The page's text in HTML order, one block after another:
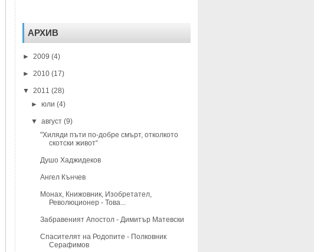
АРХИВ
► 2009 (4)
► 2010 (17)
▼ 2011 (28)
►юли(4)
▼август(9)
"Хиляди пъти по-добре смърт, отколкото
скотски живот“
Душо Хаджидеков
Ангел Кънчев
Монах, Книжовник, Изобретател,
Революционер - Това...
Забравеният Апостол - Димитър Матевски
Спасителят на Родопите - Полковник
Серафимов